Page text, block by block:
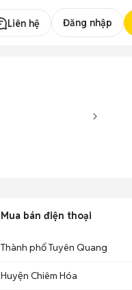
Liên hệ Đăng nhập
Mua bán điện thoại
Thành phố Tuyên Quang
Huyện Chiêm Hóa